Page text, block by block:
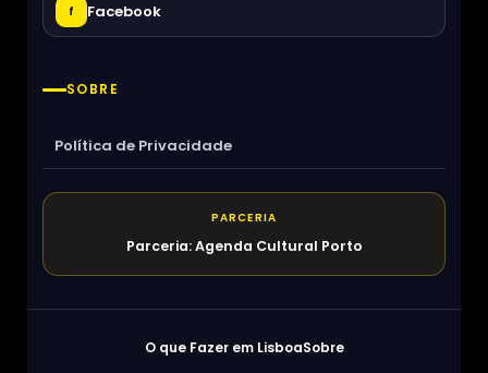
f Facebook
SOBRE
Política de Privacidade
PARCERIA
Parceria: Agenda Cultural Porto
O que Fazer em LisboaSobre